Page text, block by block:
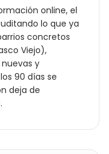
online, el
lo que ya
concretos
Viejo),
y
90 días se
deja de